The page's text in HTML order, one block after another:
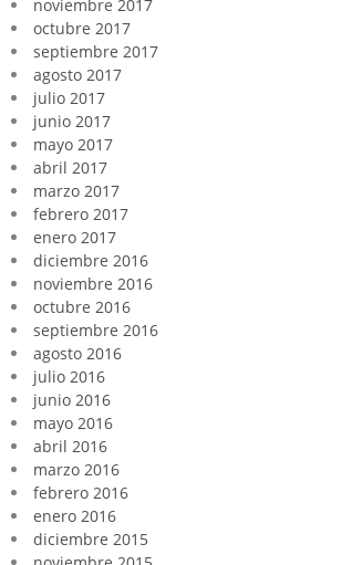
noviembre 2017
octubre 2017
septiembre 2017
agosto 2017
julio 2017
junio 2017
mayo 2017
abril 2017
marzo 2017
febrero 2017
enero 2017
diciembre 2016
noviembre 2016
octubre 2016
septiembre 2016
agosto 2016
julio 2016
junio 2016
mayo 2016
abril 2016
marzo 2016
febrero 2016
enero 2016
diciembre 2015